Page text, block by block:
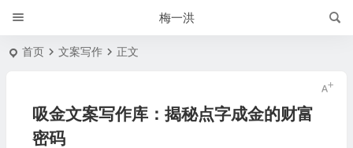
梅一洪
首页 文案写作 正文
吸金文案写作库：揭秘点字成金的财富
密码